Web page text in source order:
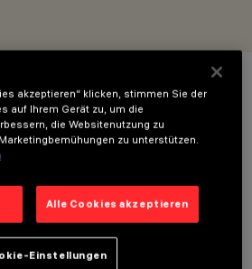
DATEN
akzeptieren“ klicken, stimmen Sie der
auf Ihrem Gerät zu, um die
die Websitenutzung zu
zu unterstützen.
Alle Cookies akzeptieren
Einstellungen